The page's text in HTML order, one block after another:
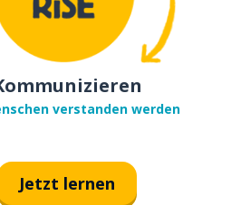
verstanden werden
Jetzt lernen